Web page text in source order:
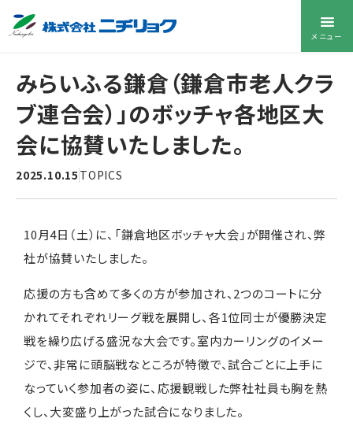
メニュー
みらいふる鎌倉（鎌倉市老人クラ
ブ連合会）」のボッチャ各地区大
会に協賛いたしました。
2025.10.15 TOPICS
10月4日（土）に、「鎌倉地区ボッチャ大会」が開催され、弊
社が協賛いたしました。
応援の方も含めて多くの方が参加され、2つのコートに分
かれてそれぞれリーグ戦を展開し、各1位同士が優勝決定
戦を繰り広げる盛況な大会です。室内カーリングのイメー
ジで、非常に頭脳戦なところが特徴で、試合ごとに上手に
なっていく参加者の姿に、応援観戦した弊社社員も胸を熱
くし、大変盛り上がった試合になりました。